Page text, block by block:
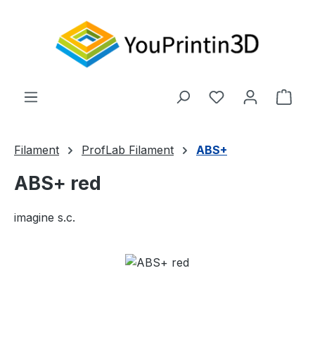
Du hast 0
Filament ProfLab Filament ABS+
ABS+ red
imagine s.c.
Bildergalerie überspringen